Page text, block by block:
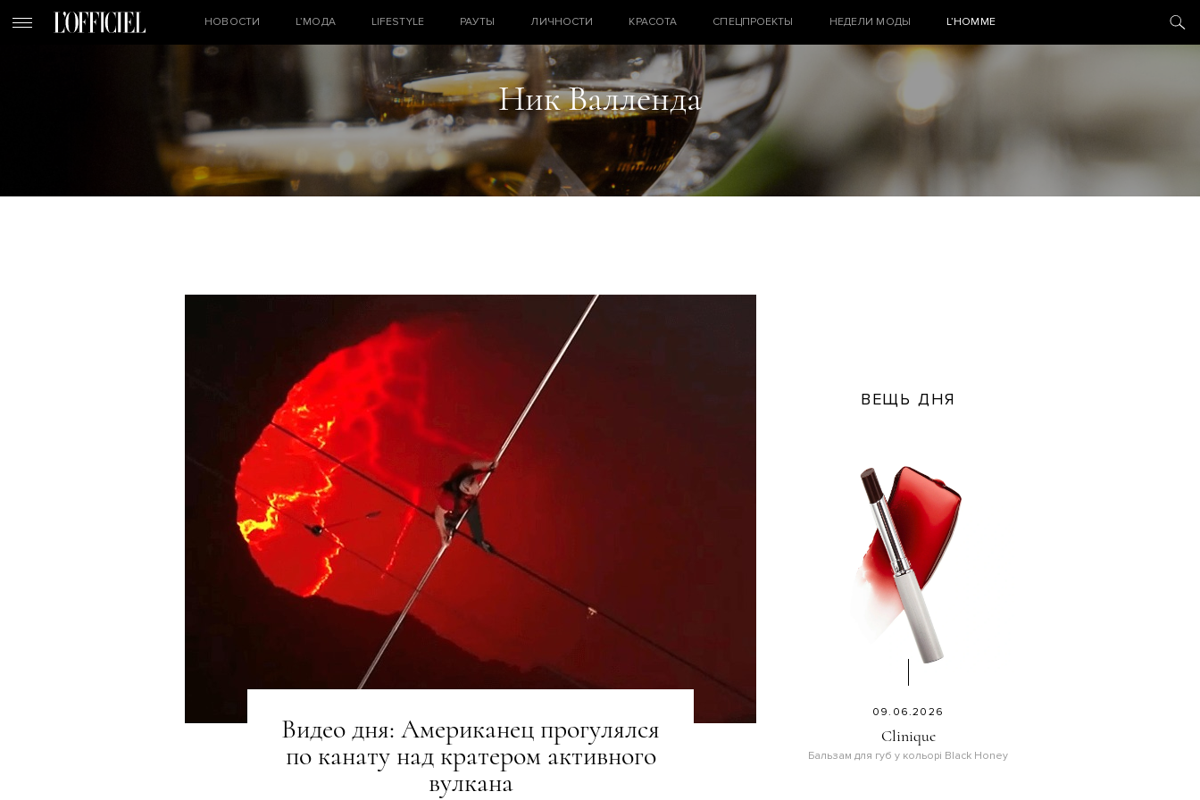
НОВОСТИ L’МОДА LIFESTYLE РАУТЫ ЛИЧНОСТИ КРАСОТА СПЕЦПРОЕКТЫ НЕДЕЛИ МОДЫ L’HOMME
Ник Валленда
Видео дня: Американец прогулялся
по канату над кратером активного
вулкана
ВЕЩЬ ДНЯ
09.06.2026
Clinique
Бальзам для губ у кольорі Black Honey